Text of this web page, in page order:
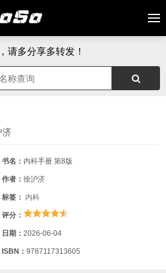
请多分享多转发！
济
书名： 内科手册 第8版
作者： 徐沪济
标签： 内科
评分：
日期： 2026-06-04
ISBN： 9787117313605